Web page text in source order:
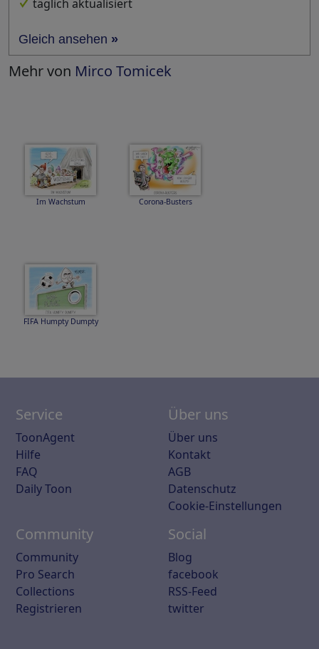
täglich aktualisiert
Gleich ansehen »
Mehr von Mirco Tomicek
Im Wachstum Corona-Busters
FIFA Humpty Dumpty
Service
ToonAgent
Hilfe
FAQ
Daily Toon
Über uns
Über uns
Kontakt
AGB
Datenschutz
Cookie-Einstellungen
Community
Community
Pro Search
Collections
Registrieren
Social
Blog
facebook
RSS-Feed
twitter